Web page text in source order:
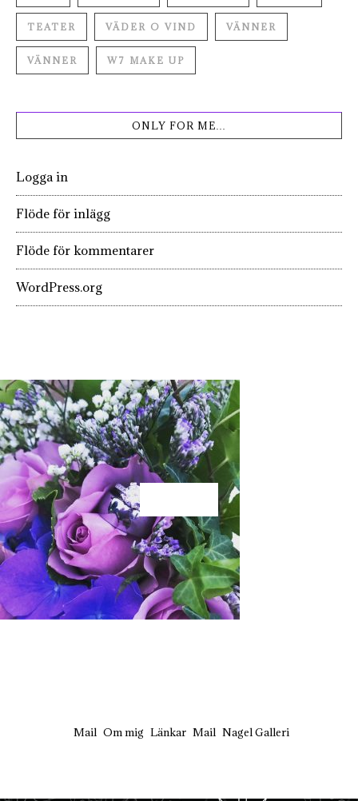
TEATER VÄDER O VIND VÄNNER
VÄNNER W7 MAKE UP
ONLY FOR ME…
Logga in
Flöde för inlägg
Flöde för kommentarer
WordPress.org
Mail Om mig Länkar Mail Nagel Galleri